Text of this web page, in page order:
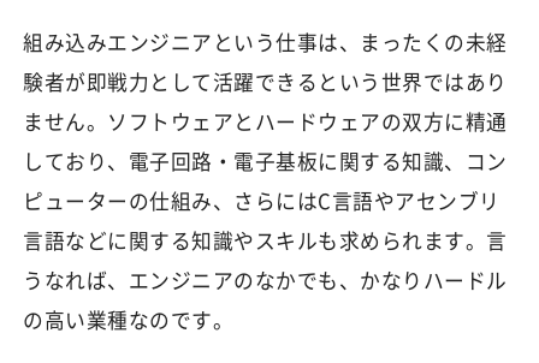
組み込みエンジニアという仕事は、まったくの未経
験者が即戦力として活躍できるという世界ではあり
ません。ソフトウェアとハードウェアの双方に精通
しており、電子回路・電子基板に関する知識、コン
ピューターの仕組み、さらにはC言語やアセンブリ
言語などに関する知識やスキルも求められます。言
うなれば、エンジニアのなかでも、かなりハードル
の高い業種なのです。